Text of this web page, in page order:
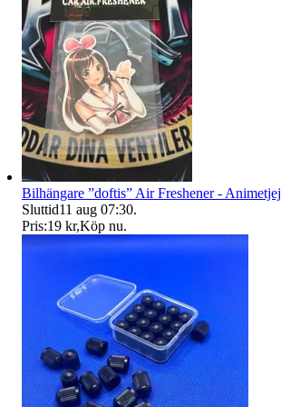
Bilhängare ”doftis” Air Freshener - Animetjej
Sluttid11 aug 07:30.
Pris:19 kr,Köp nu.